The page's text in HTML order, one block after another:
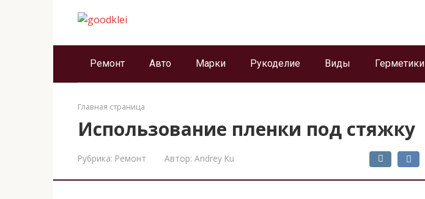
Ремонт Авто Марки Рукоделие Виды Герметики
Главная страница
Использование пленки под стяжку
Рубрика: Ремонт Автор: Andrey Ku